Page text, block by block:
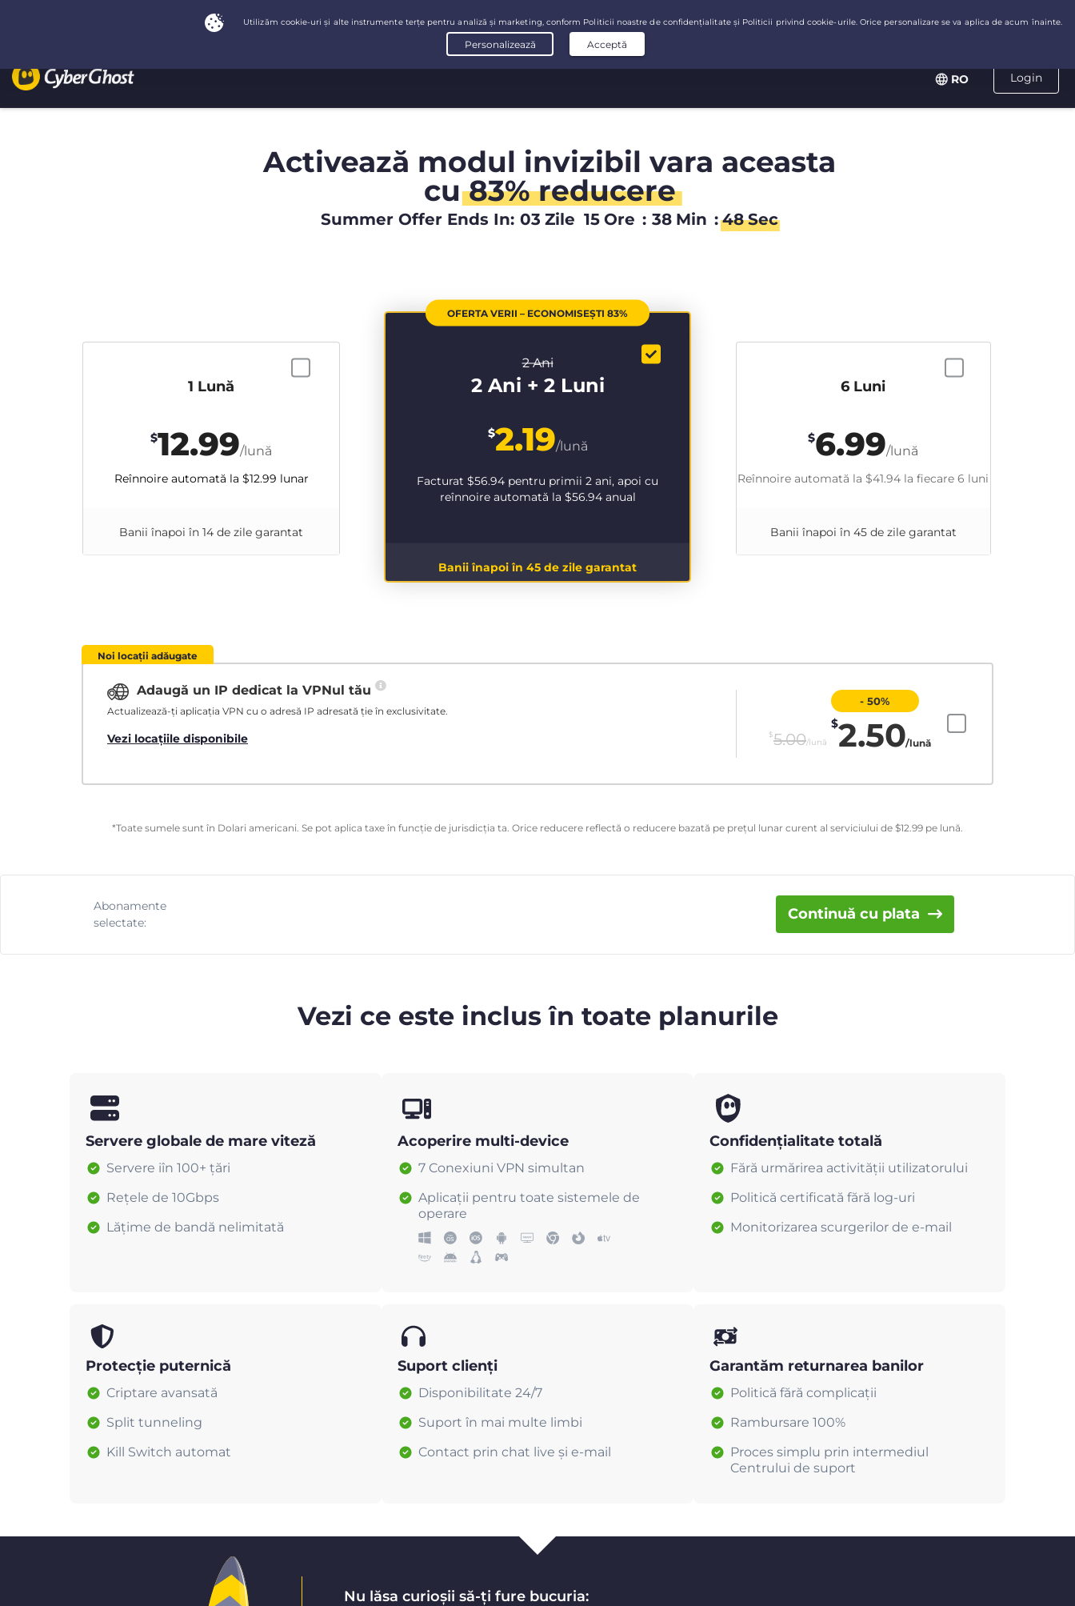
Login
RO
Activează modul invizibil vara aceasta
cu83% reducere
Summer Offer Ends In: 03 Zile 15 Ore : 38 Min : 48 Sec
OFERTA VERII – ECONOMISEȘTI 83%
2 Ani
2 Ani + 2 Luni
$2.19/lună
Facturat $56.94 pentru primii 2 ani, apoi cu
reînnoire automată la $56.94anual
Banii înapoi în 45 de zile garantat
6 Luni
$6.99/lună
Reînnoire automată la $41.94 la fiecare 6 luni
Banii înapoi în 45 de zile garantat
1 Lună
$12.99/lună
Reînnoire automată la $12.99 lunar
Banii înapoi în 14 de zile garantat
Noi locații adăugate
Adaugă un IP dedicat la VPNul tău
Actualizează-ți aplicația VPN cu o adresă IP adresată ție în exclusivitate.
Vezi locațiile disponibile $5.00/lună
- 50%
$2.50/lună
*Toate sumele sunt în Dolari americani. Se pot aplica taxe în funcție de jurisdicția ta. Orice reducere reflectă o reducere bazată pe prețul lunar curent al serviciului de $12.99 pe lună.
Abonamente
selectate:
Continuă cu plata
Vezi ce este inclus în toate planurile
Servere globale de mare viteză
Servere iîn 100+ țări
Rețele de 10Gbps
Lățime de bandă nelimitată
Acoperire multi-device
7 Conexiuni VPN simultan
Aplicații pentru toate sistemele de
operare
Confidențialitate totală
Fără urmărirea activității utilizatorului
Politică certificată fără log-uri
Monitorizarea scurgerilor de e-mail
Protecție puternică
Criptare avansată
Split tunneling
Kill Switch automat
Suport clienți
Disponibilitate 24/7
Suport în mai multe limbi
Contact prin chat live și e-mail
Garantăm returnarea banilor
Politică fără complicații
Rambursare 100%
Proces simplu prin intermediul
Centrului de suport
Nu lăsa curioșii să-ți fure bucuria: